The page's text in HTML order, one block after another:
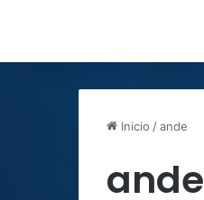
Inicio /ande
ande